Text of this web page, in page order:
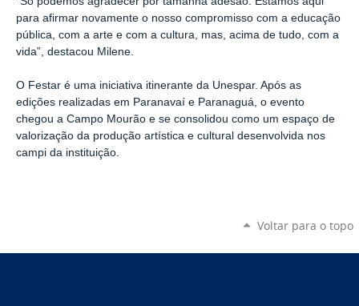
para afirmar novamente o nosso compromisso com a educação
pública, com a arte e com a cultura, mas, acima de tudo, com a
vida”, destacou Milene.
O Festar é uma iniciativa itinerante da Unespar. Após as
edições realizadas em Paranavaí e Paranaguá, o evento
chegou a Campo Mourão e se consolidou como um espaço de
valorização da produção artística e cultural desenvolvida nos
campi da instituição.
Voltar para o topo